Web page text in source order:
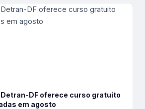
DF oferece curso gratuito
em agosto